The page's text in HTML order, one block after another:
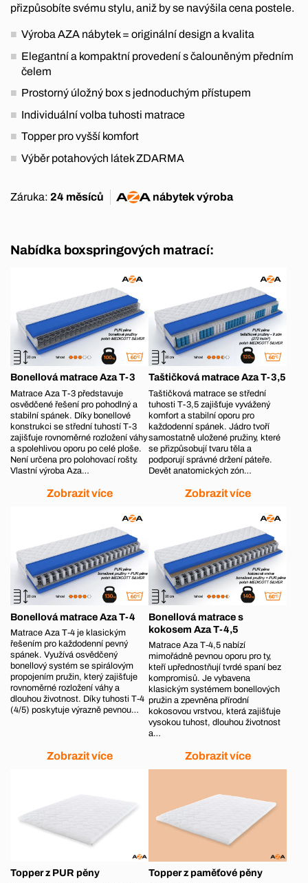
přizpůsobíte svému stylu, aniž by se navýšila cena postele.
Výroba AZA nábytek = originální design a kvalita
Elegantní a kompaktní provedení s čalouněným předním
čelem
Prostorný úložný box s jednoduchým přístupem
Individuální volba tuhosti matrace
Topper pro vyšší komfort
Výběr potahových látek ZDARMA
Záruka: 24 měsíců nábytekvýroba
Nabídka boxspringových matrací:
Bonellová matrace Aza T-3
Matrace Aza T-3 představuje
osvědčené řešení pro pohodlný a
stabilní spánek. Díky bonellové
konstrukci se střední tuhostí T-3
zajišťuje rovnoměrné rozložení váhy
a spolehlivou oporu po celé ploše.
Není určena pro polohovací rošty.
Vlastní výroba Aza…
Zobrazit více
Taštičková matrace Aza T-3,5
Taštičková matrace se střední
tuhosti T-3,5 zajišťuje vyvážený
komfort a stabilní oporu pro
každodenní spánek. Jádro tvoří
samostatně uložené pružiny, které
se přizpůsobují tvaru těla a
podporují správné držení páteře.
Devět anatomických zón…
Zobrazit více
Bonellová matrace Aza T-4
Matrace Aza T‑4 je klasickým
řešením pro každodenní pevný
spánek. Využívá osvědčený
bonellový systém se spirálovým
propojením pružin, který zajišťuje
rovnoměrné rozložení váhy a
dlouhou životnost. Díky tuhosti T‑4
(4/5) poskytuje výrazně pevnou…
Zobrazit více
Bonellová matrace s
kokosem Aza T-4,5
Matrace Aza T‑4,5 nabízí
mimořádně pevnou oporu pro ty,
kteří upřednostňují tvrdé spaní bez
kompromisů. Je vybavena
klasickým systémem bonellových
pružin a zpevněna přírodní
kokosovou vrstvou, která zajišťuje
vysokou tuhost, dlouhou životnost
a…
Zobrazit více
Topper z PUR pěny Topper z paměťové pěny